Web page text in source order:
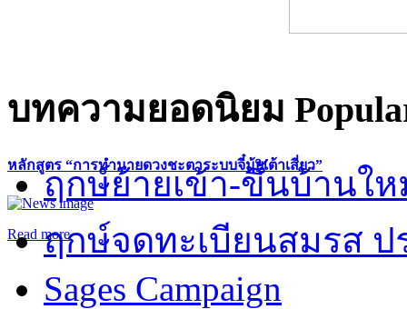
หลักสูตร “การทำนายดวงชะตาระบบจี๋มุ้ยเต้าเสี่ยว”
Read more
บทความยอดนิยม
ฤกษ์ย้ายเข้า-ขึ้นบ้านให
ฤกษ์จดทะเบียนสมรส ป
Sages Campaign